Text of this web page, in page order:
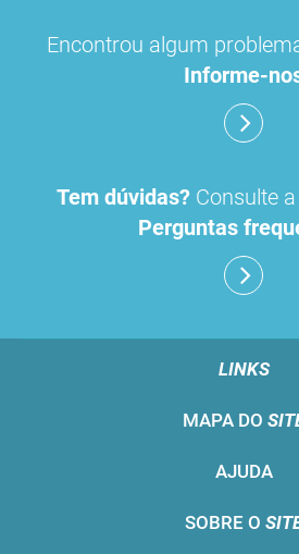
Encontrou algum
Informe-
Tem dúvidas? Consulte
Perguntas
LINKS
MAPA DO
AJUDA
SOBRE O